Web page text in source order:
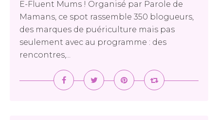
E-Fluent Mums ! Organisé par Parole de
Mamans, ce spot rassemble 350 blogueurs,
des marques de puériculture mais pas
seulement avec au programme : des
rencontres,...